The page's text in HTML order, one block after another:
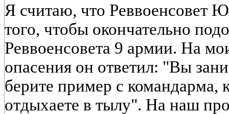
Я считаю, что Реввоенсовет
того, чтобы окончательно
Реввоенсовета 9 армии. На
опасения он ответил: "Вы
берите пример с командарма,
отдыхаете в тылу". На наш